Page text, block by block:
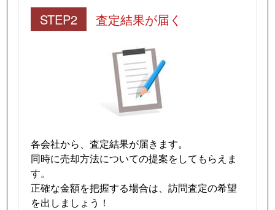
西立花町
1,600万円
立花
670万円
2,100万円
2,500万円
西本町
1,700万円
尼崎(阪神)
浜
7,600万円
尼崎(ＪＲ)
浜
3,600万円
尼崎(ＪＲ)
STEP2 査定結果が届く
各会社から、査定結果が届きます。
同時に売却方法についての提案をしてもらえま
す。
正確な金額を把握する場合は、訪問査定の希望
を出しましょう！